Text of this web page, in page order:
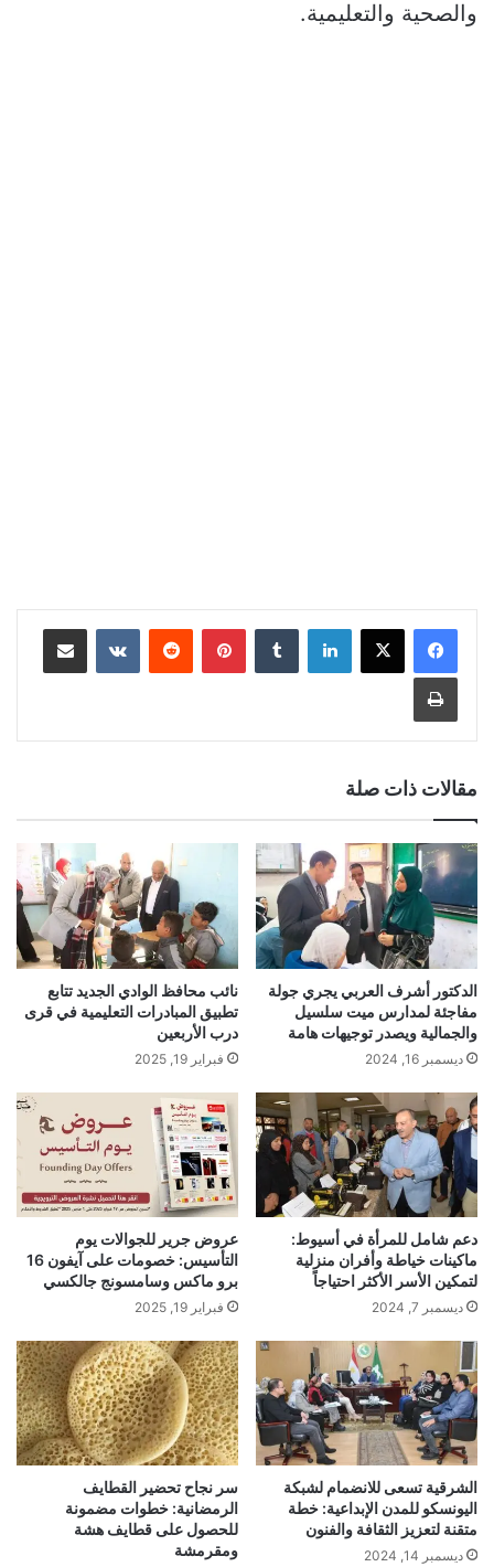
والصحية والتعليمية.
لينكدإن بينتيريست
مقالات ذات صلة
الدكتور أشرف العربي يجري جولة
مفاجئة لمدارس ميت سلسيل
والجمالية ويصدر توجيهات هامة
ديسمبر 16, 2024
نائب محافظ الوادي الجديد تتابع
تطبيق المبادرات التعليمية في قرى
درب الأربعين
فبراير 19, 2025
دعم شامل للمرأة في أسيوط:
ماكينات خياطة وأفران منزلية
لتمكين الأسر الأكثر احتياجاً
ديسمبر 7, 2024
عروض جرير للجوالات يوم
التأسيس: خصومات على آيفون 16
برو ماكس وسامسونج جالكسي
فبراير 19, 2025
الشرقية تسعى للانضمام لشبكة
اليونسكو للمدن الإبداعية: خطة
متقنة لتعزيز الثقافة والفنون
ديسمبر 14, 2024
سر نجاح تحضير القطايف
الرمضانية: خطوات مضمونة
للحصول على قطايف هشة
ومقرمشة